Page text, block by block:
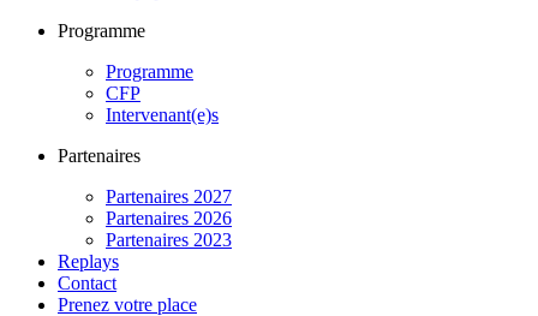
Programme
Programme
CFP
Intervenant(e)s
Partenaires
Partenaires 2027
Partenaires 2026
Partenaires 2023
Replays
Contact
Prenez votre place